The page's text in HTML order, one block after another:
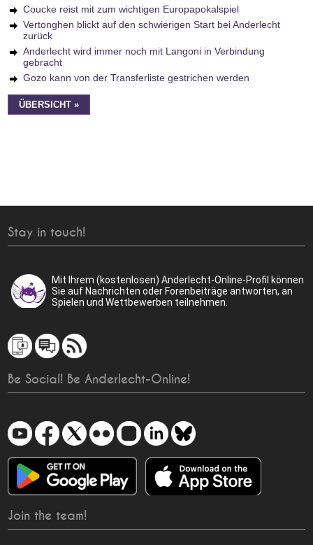
Coucke reist mit zum wichtigen Europapokalspiel
Vertonghen blickt auf den schwierigen Start bei Anderlecht
zurück
Anderlecht wird immer noch mit Langoni in Verbindung
gebracht
Gozo kann von der Transferliste gestrichen werden
ÜBERSICHT »
Stay in touch!
Mit Ihrem (kostenlosen) Anderlecht-Online-Profil können
Sie auf Nachrichten oder Forenbeiträge antworten, an
Spielen und Wettbewerben teilnehmen.
Be Social! Be Anderlecht-Online!
Join the team!